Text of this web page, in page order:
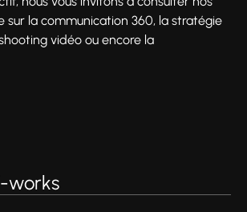
sur la communication 360, la stratégie
vidéo ou encore la
works